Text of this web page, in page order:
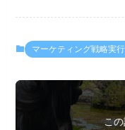
マーケティング戦略実
こ